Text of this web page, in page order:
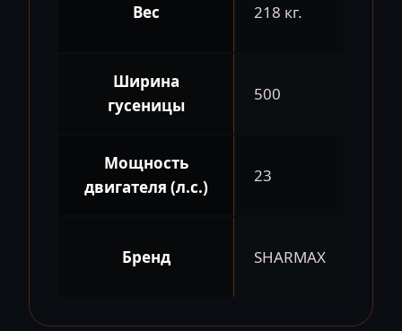
Вес 218 кг.
Ширина
гусеницы
500
Мощность
двигателя (л.с.)
23
Бренд SHARMAX